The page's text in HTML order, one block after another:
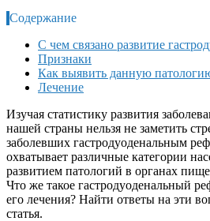
Содержание
С чем связано развитие
Признаки
Как выявить данную
Лечение
Изучая статистику развития
нашей страны нельзя не заметить
заболевших гастродуоденальным
охватывает различные категории
развитием патологий в органах
Что же такое гастродуоденальный
его лечения? Найти ответы на эти
статья.